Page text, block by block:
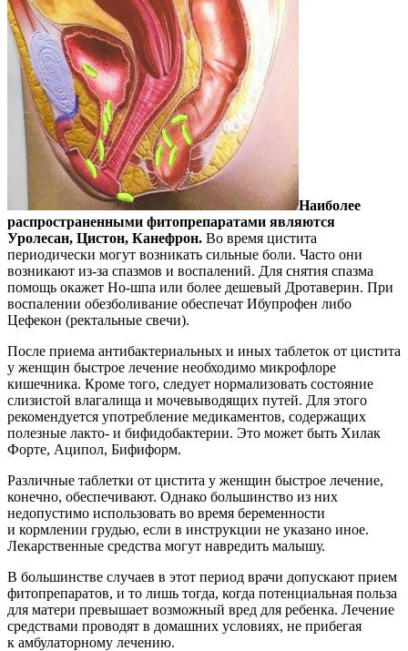
Наиболее
распространенными фитопрепаратами являются
Уролесан, Цистон, Канефрон. Во время цистита
периодически могут возникать сильные боли. Часто они
возникают из-за спазмов и воспалений. Для снятия спазма
помощь окажет Но-шпа или более дешевый Дротаверин. При
воспалении обезболивание обеспечат Ибупрофен либо
Цефекон (ректальные свечи).
После приема антибактериальных и иных таблеток от цистита
у женщин быстрое лечение необходимо микрофлоре
кишечника. Кроме того, следует нормализовать состояние
слизистой влагалища и мочевыводящих путей. Для этого
рекомендуется употребление медикаментов, содержащих
полезные лакто- и бифидобактерии. Это может быть Хилак
Форте, Аципол, Бифиформ.
Различные таблетки от цистита у женщин быстрое лечение,
конечно, обеспечивают. Однако большинство из них
недопустимо использовать во время беременности
и кормлении грудью, если в инструкции не указано иное.
Лекарственные средства могут навредить малышу.
В большинстве случаев в этот период врачи допускают прием
фитопрепаратов, и то лишь тогда, когда потенциальная польза
для матери превышает возможный вред для ребенка. Лечение
средствами проводят в домашних условиях, не прибегая
к амбулаторному лечению.